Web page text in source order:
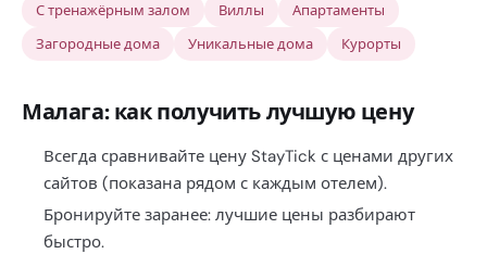
С тренажёрным залом
Виллы
Апартаменты
Загородные дома
Уникальные дома Курорты
Малага: как получить лучшую цену
Всегда сравнивайте цену StayTick с ценами других
сайтов (показана рядом с каждым отелем).
Бронируйте заранее: лучшие цены разбирают
быстро.